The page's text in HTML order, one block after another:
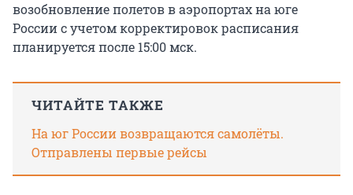
возобновление полетов в аэропортах на юге
России с учетом корректировок расписания
планируется после 15:00 мск.
ЧИТАЙТЕ ТАКЖЕ
На юг России возвращаются самолёты.
Отправлены первые рейсы